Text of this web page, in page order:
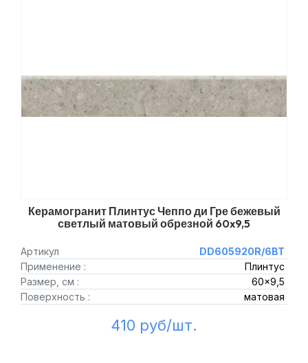
Керамогранит Плинтус Чеппо ди Гре бежевый
светлый матовый обрезной 60x9,5
Артикул
DD605920R/6BT
Применение :
Плинтус
Размер, см :
60x9,5
Поверхность :
матовая
410 руб/шт.